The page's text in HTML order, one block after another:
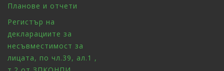
Планове и отчети
Регистър на
декларациите за
несъвместимост за
лицата, по чл.39, ал.1 ,